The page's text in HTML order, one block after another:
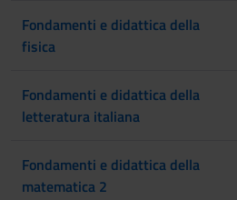
Fondamenti e didattica della
fisica
Fondamenti e didattica della
letteratura italiana
Fondamenti e didattica della
matematica 2